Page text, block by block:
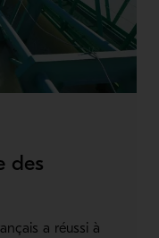
des
a réussi à